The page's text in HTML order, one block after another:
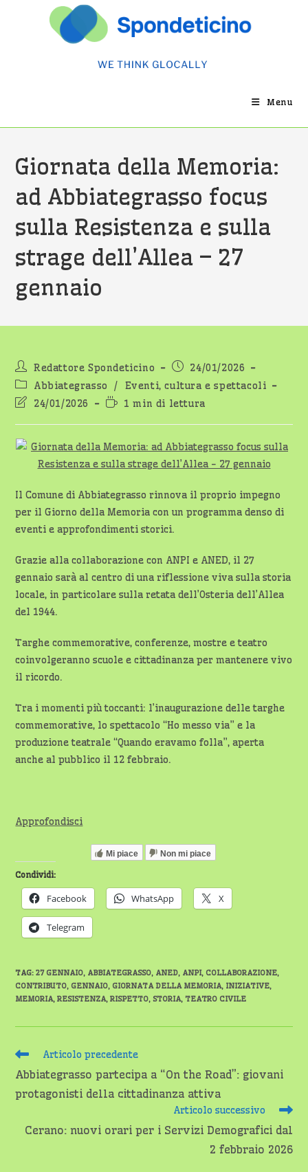
Menu
Giornata della Memoria:
ad Abbiategrasso focus
sulla Resistenza e sulla
strage dell’Allea – 27
gennaio
Autore
dell'articolo:
Redattore Spondeticino
Articolo
pubblicato:
24/01/2026
Categoria
dell'articolo:
Abbiategrasso /
Eventi, cultura e spettacoli
Ultima
dell'articolo:
24/01/2026
Tempo
lettura:
1 min di lettura
Il Comune di Abbiategrasso rinnova il proprio impegno
per il Giorno della Memoria con un programma denso di
eventi e approfondimenti storici.
Grazie alla collaborazione con ANPI e ANED, il 27
gennaio sarà al centro di una riflessione viva sulla storia
locale, in particolare sulla retata dell’Osteria dell’Allea
del 1944.
Targhe commemorative, conferenze, mostre e teatro
coinvolgeranno scuole e cittadinanza per mantenere vivo
il ricordo.
Tra i momenti più toccanti: l’inaugurazione delle targhe
commemorative, lo spettacolo “Ho messo via” e la
produzione teatrale “Quando eravamo folla”, aperta
anche al pubblico il 12 febbraio.
Approfondisci
Mi piace Non mi piace
Condividi:
Facebook WhatsApp X
Telegram
TAG:27 GENNAIO, ABBIATEGRASSO, ANED, ANPI, COLLABORAZIONE,
CONTRIBUTO, GENNAIO, GIORNATA DELLA MEMORIA, INIZIATIVE,
MEMORIA, RESISTENZA, RISPETTO, STORIA, TEATRO CIVILE
Leggi
articoli
Articolo precedente
Abbiategrasso partecipa a “On the Road”: giovani
protagonisti della cittadinanza attiva
Articolo successivo
Cerano: nuovi orari per i Servizi Demografici dal
2 febbraio 2026